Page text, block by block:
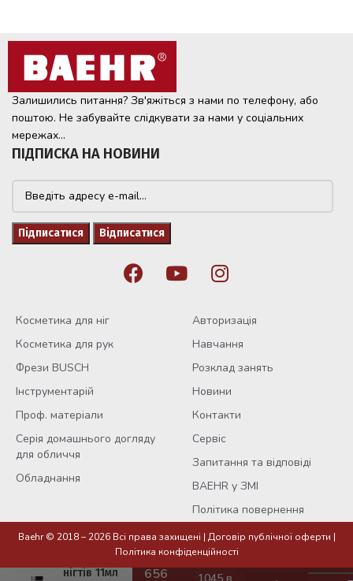
Залишились питання? Зв'яжіться з нами по телефону, або
поштою. Не забувайте слідкувати за нами у соціальних
мережах...
ПІДПИСКА НА НОВИНИ
Косметика для ніг
Косметика для рук
Фрези BUSCH
Інструментарій
Проф. матеріали
Серія домашнього догляду
для обличчя
Обладнання
Авторизація
Навчання
Розклад занять
Новини
Контакти
Сервіс
Запитання та відповіді
BAEHR у ЗМІ
Політика повернення
Baehr © 2018 – 2026 Всі права захищені | Договір публічної оферти |
Політика конфіденційності
Лак для
зміцнення
нігтів 11мл